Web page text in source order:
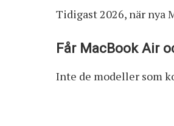
Tidigast 2026, när nya
Får MacBook Air
Inte de modeller som